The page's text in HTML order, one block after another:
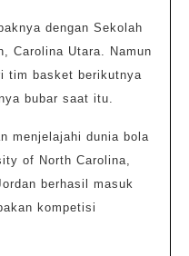
dengan Sekolah
Carolina Utara. Namun
tim basket berikutnya
bubar saat itu.
menjelajahi dunia bola
of North Carolina,
berhasil masuk
kompetisi